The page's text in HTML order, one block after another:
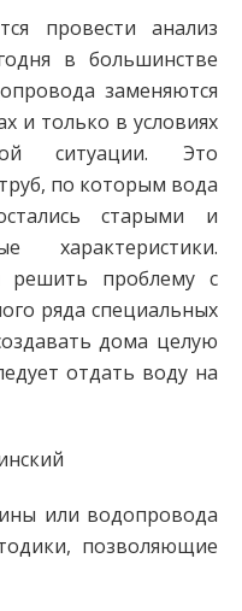
провести анализ
в большинстве
заменяются
и только в условиях
ситуации. Это
по которым вода
старыми и
характеристики.
проблему с
ряда специальных
дома целую
отдать воду на
или водопровода
позволяющие